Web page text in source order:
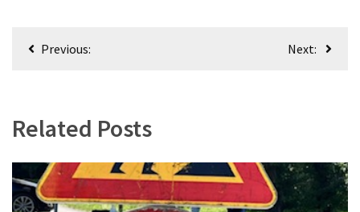
Кретање
Previous: Next:
Related Posts